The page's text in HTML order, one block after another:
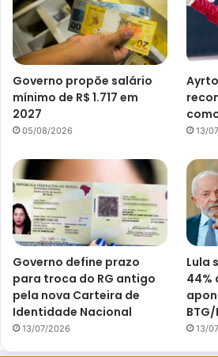
Governo propõe salário
mínimo de R$ 1.717 em
2027
05/08/2026 13/
Governo define prazo
para troca do RG antigo
pela nova Carteira de
Identidade Nacional
13/07/2026
Lula
44%
13/